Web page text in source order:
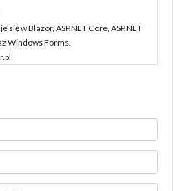
w Blazor, ASP.NET Core, ASP.NET
Windows Forms.